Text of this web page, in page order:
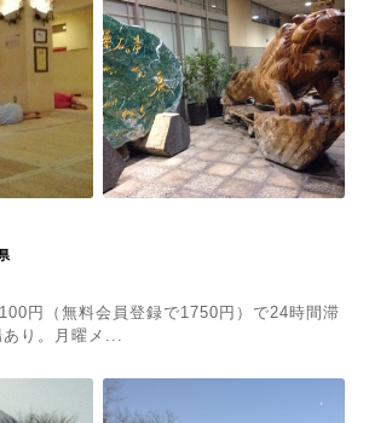
円（無料会員登録で1750円）で24時間滞
り。月曜メ...